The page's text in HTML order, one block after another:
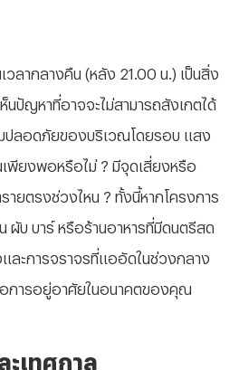
วลากลางคืน (หลัง 21.00 น.) เป็นสิ่ง
นปัญหาที่อาจจะไม่สามารถสังเกตได้
มปลอดภัยของบริเวณโดยรอบ แสง
เพียงพอหรือไม่ ? มีจุดเสี่ยงหรือ
ายตรงช่วงไหน ? ทั้งนี้หากโครงการ
ผับ บาร์ หรือร้านอาหารที่มีดนตรีสด
ละการจราจรที่แออัดในช่วงกลาง
การอยู่อาศัยในอนาคตของคุณ
เทศกาล